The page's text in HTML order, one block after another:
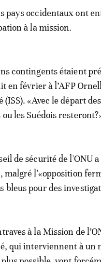
pays occidentaux ont
à la mission.
contingents étaient
en février à l’AFP
(ISS). «Avec le départ
les Suédois
de sécurité de l'ONU
malgré l'«opposition
bleus pour des
à la Mission de
qui interviennent à un